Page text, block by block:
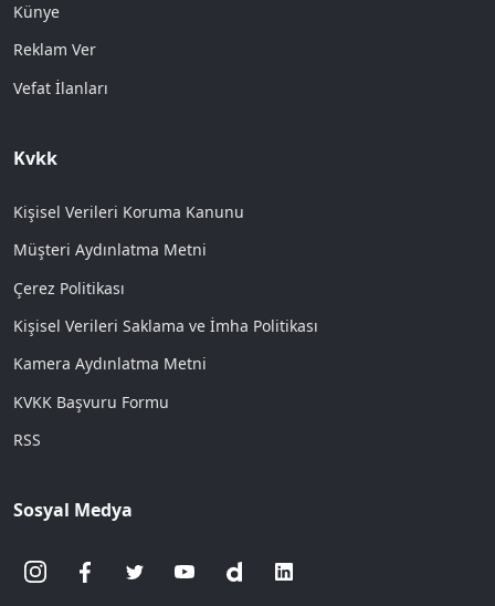
Künye
Reklam Ver
Vefat İlanları
Kvkk
Kişisel Verileri Koruma Kanunu
Müşteri Aydınlatma Metni
Çerez Politikası
Kişisel Verileri Saklama ve İmha Politikası
Kamera Aydınlatma Metni
KVKK Başvuru Formu
RSS
Sosyal Medya